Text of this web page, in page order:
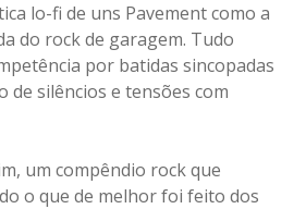
lo-fi de uns Pavement como a
do rock de garagem. Tudo
por batidas sincopadas
de silêncios e tensões com
um compêndio rock que
o que de melhor foi feito dos